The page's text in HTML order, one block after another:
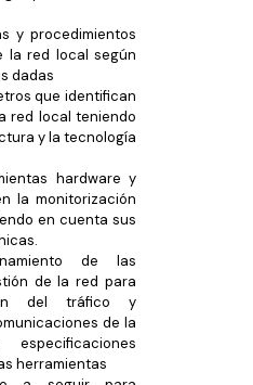
y procedimientos
la red local según
dadas
que identifican
red local teniendo
y la tecnología
hardware y
la monitorización
en cuenta sus
de las
de la red para
del tráfico y
de la
herramientas